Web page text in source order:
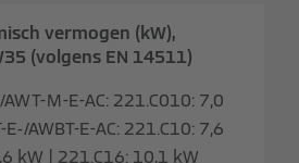
vermogen (kW),
(volgens EN 14511)
M-E-AC: 221.C010: 7,0
E-/AWBT-E-AC: 221.C10: 7,6
kW | 221.C16: 10,1 kW